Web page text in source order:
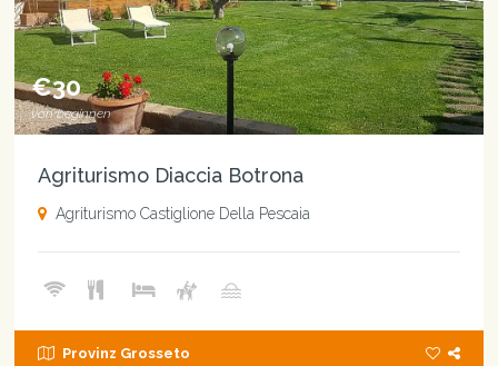
€30
von beginnen
Agriturismo Diaccia Botrona
Agriturismo Castiglione Della Pescaia
Provinz Grosseto